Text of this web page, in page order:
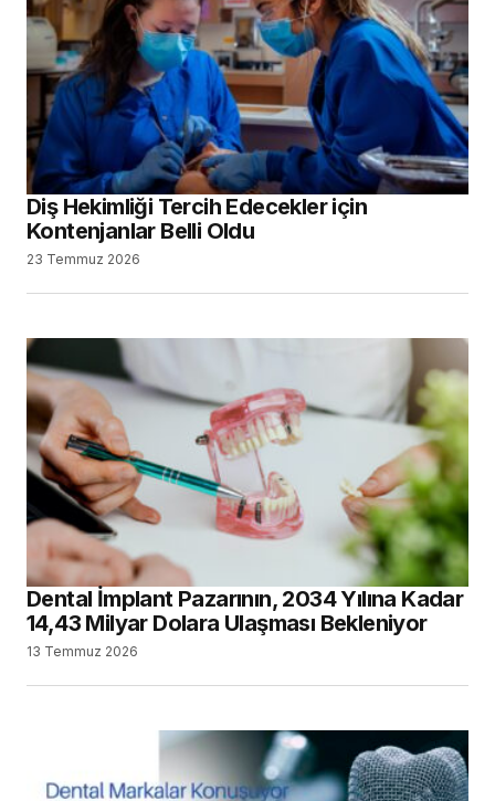
Diş Hekimliği Tercih Edecekler için
Kontenjanlar Belli Oldu
23 Temmuz 2026
Dental İmplant Pazarının, 2034 Yılına Kadar
14,43 Milyar Dolara Ulaşması Bekleniyor
13 Temmuz 2026